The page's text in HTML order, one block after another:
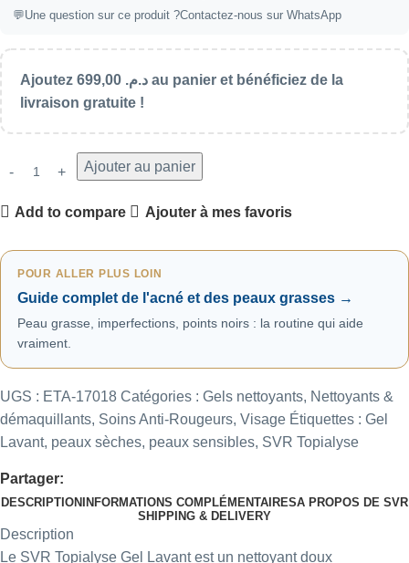
💬Une question sur ce produit ?Contactez-nous sur WhatsApp
Ajoutez د.م. au panier et bénéficiez de la
livraison gratuite !
Ajouter au panier
Add to compare Ajouter à mes favoris
POUR ALLER PLUS LOIN
Guide complet de l'acné et des peaux grasses →
Peau grasse, imperfections, points noirs : la routine qui aide
vraiment.
UGS : ETA-17018 Catégories : Gels nettoyants, Nettoyants &
démaquillants, Soins Anti-Rougeurs, Visage Étiquettes : Gel
Lavant, peaux sèches, peaux sensibles, SVR Topialyse
Partager:
DESCRIPTION INFORMATIONS COMPLÉMENTAIRESA PROPOS DE SVR
SHIPPING & DELIVERY
Description
Le SVR Topialyse Gel Lavant est un nettoyant doux